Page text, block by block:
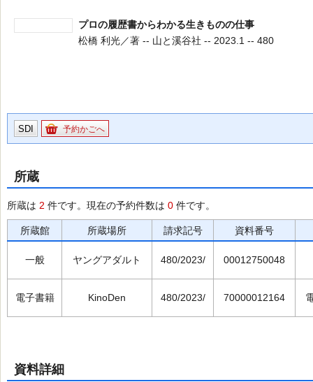
プロの履歴書からわかる生きものの仕事
松橋 利光／著 -- 山と溪谷社 -- 2023.1 -- 480
SDI 予約かごへ
所蔵
所蔵は 2 件です。現在の予約件数は 0 件です。
所蔵館 所蔵場所 請求記号 資料番号
一般 ヤングアダルト 480/2023/ 00012750048
電子書籍 KinoDen 480/2023/ 70000012164
資料詳細